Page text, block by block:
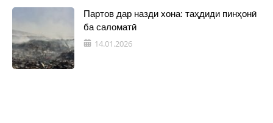
Партов дар назди хона: таҳдиди пинҳонӣ
ба саломатӣ
14.01.2026